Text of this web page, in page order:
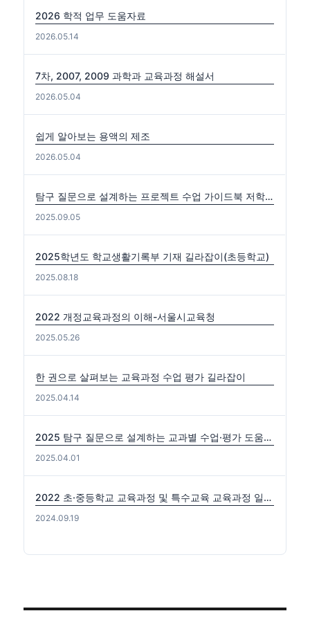
2026 학적 업무 도움자료
2026.05.14
7차, 2007, 2009 과학과 교육과정 해설서
2026.05.04
쉽게 알아보는 용액의 제조
2026.05.04
탐구 질문으로 설계하는 프로젝트 수업 가이드북 저학년편. 중·고학년편
2025.09.05
2025학년도 학교생활기록부 기재 길라잡이(초등학교)
2025.08.18
2022 개정교육과정의 이해-서울시교육청
2025.05.26
한 권으로 살펴보는 교육과정 수업 평가 길라잡이
2025.04.14
2025 탐구 질문으로 설계하는 교과별 수업·평가 도움자료(국수사과)
2025.04.01
2022 초·중등학교 교육과정 및 특수교육 교육과정 일부개정 고시 (2024-0816) 출처: https://edutown.tistory.com/1594 [초등교육마을2:티스토리]
2024.09.19